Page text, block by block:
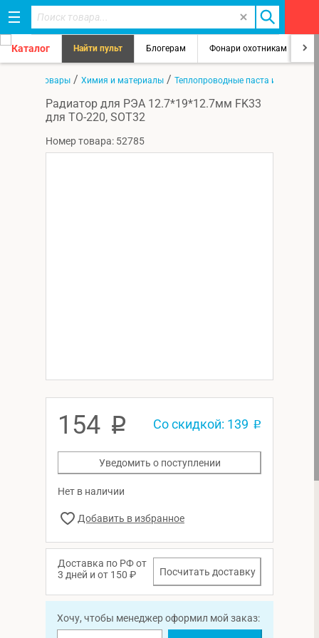
Каталог Найти пульт Блогерам Фонари охотникам
Все товары / Химия и материалы / Теплопроводные паста и
Радиатор для РЭА 12.7*19*12.7мм FK33
для TO-220, SOT32
Номер товара: 52785
154 p Со скидкой: 139 p
Уведомить о поступлении
Нет в наличии
Доставка по РФ от
3 дней и от 150 ₽
Посчитать доставку
Хочу, чтобы менеджер оформил мой заказ: